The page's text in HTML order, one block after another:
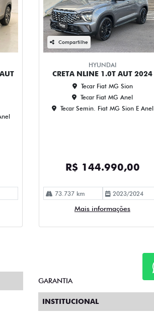
Compartilhe
HYUNDAI
CRETA NLINE 1.0T AUT 2024
Tecar Fiat MG Sion
Tecar Fiat MG Anel
Tecar Semin. Fiat MG Sion E Anel
R$ 144.990,00
73.737 km 2023/2024
Mais informações
GARANTIA
INSTITUCIONAL